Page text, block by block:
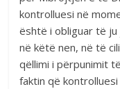
kontrolluesi në
është i obliguar të
në këtë nen, në të
qëllimi i përpunimit
faktin që